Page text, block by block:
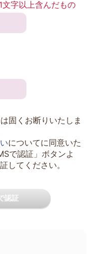
文字以上含んだもの
固くお断りいたしま
についてに同意いた
で認証」ボタンよ
してください。
認証